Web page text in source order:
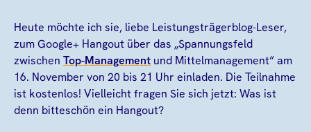
Heute möchte ich sie, liebe Leistungsträgerblog-Leser,
zum Google+ Hangout über das „Spannungsfeld
zwischen Top-Management und Mittelmanagement“ am
16. November von 20 bis 21 Uhr einladen. Die Teilnahme
ist kostenlos! Vielleicht fragen Sie sich jetzt: Was ist
denn bitteschön ein Hangout?